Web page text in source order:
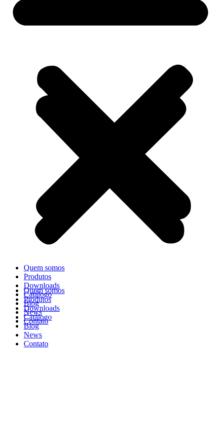
Quem somos
Produtos
Downloads
Catálogo
Blog
News
Contato
Quem somos
Produtos
Downloads
Catálogo
Blog
News
Contato